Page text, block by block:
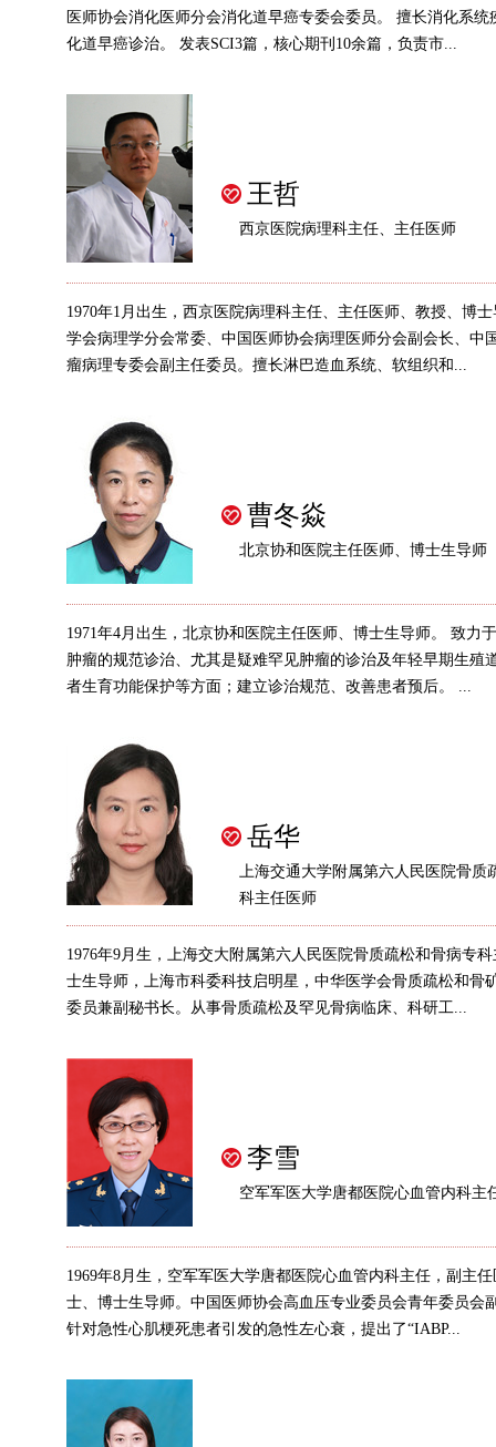
医师协会消化医师分会消化道早癌专委会委员。 擅长消化系统
化道早癌诊治。 发表SCI3篇，核心期刊10余篇，负责市...
王哲
西京医院病理科主任、主任医师
1970年1月出生，西京医院病理科主任、主任医师、教授、博
学会病理学分会常委、中国医师协会病理医师分会副会长、中
瘤病理专委会副主任委员。擅长淋巴造血系统、软组织和...
曹冬焱
北京协和医院主任医师、博士生导师
1971年4月出生，北京协和医院主任医师、博士生导师。 致力
肿瘤的规范诊治、尤其是疑难罕见肿瘤的诊治及年轻早期生殖
者生育功能保护等方面；建立诊治规范、改善患者预后。 ...
岳华
上海交通大学附属第六人民医院骨质
科主任医师
1976年9月生，上海交大附属第六人民医院骨质疏松和骨病专
士生导师，上海市科委科技启明星，中华医学会骨质疏松和骨
委员兼副秘书长。从事骨质疏松及罕见骨病临床、科研工...
李雪
空军军医大学唐都医院心血管内科主
1969年8月生，空军军医大学唐都医院心血管内科主任，副主
士、博士生导师。中国医师协会高血压专业委员会青年委员会
针对急性心肌梗死患者引发的急性左心衰，提出了“IABP...